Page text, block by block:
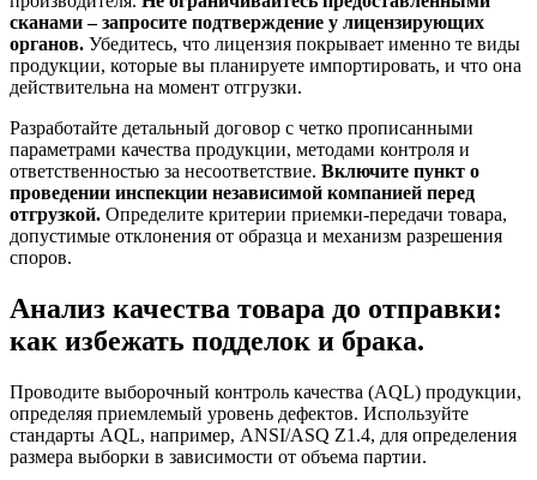
сканами – запросите подтверждение у лицензирующих
органов. Убедитесь, что лицензия покрывает именно те виды
продукции, которые вы планируете импортировать, и что она
действительна на момент отгрузки.
Разработайте детальный договор с четко прописанными
параметрами качества продукции, методами контроля и
ответственностью за несоответствие. Включите пункт о
проведении инспекции независимой компанией перед
отгрузкой. Определите критерии приемки-передачи товара,
допустимые отклонения от образца и механизм разрешения
споров.
Анализ качества товара до отправки:
как избежать подделок и брака.
Проводите выборочный контроль качества (AQL) продукции,
определяя приемлемый уровень дефектов. Используйте
стандарты AQL, например, ANSI/ASQ Z1.4, для определения
размера выборки в зависимости от объема партии.